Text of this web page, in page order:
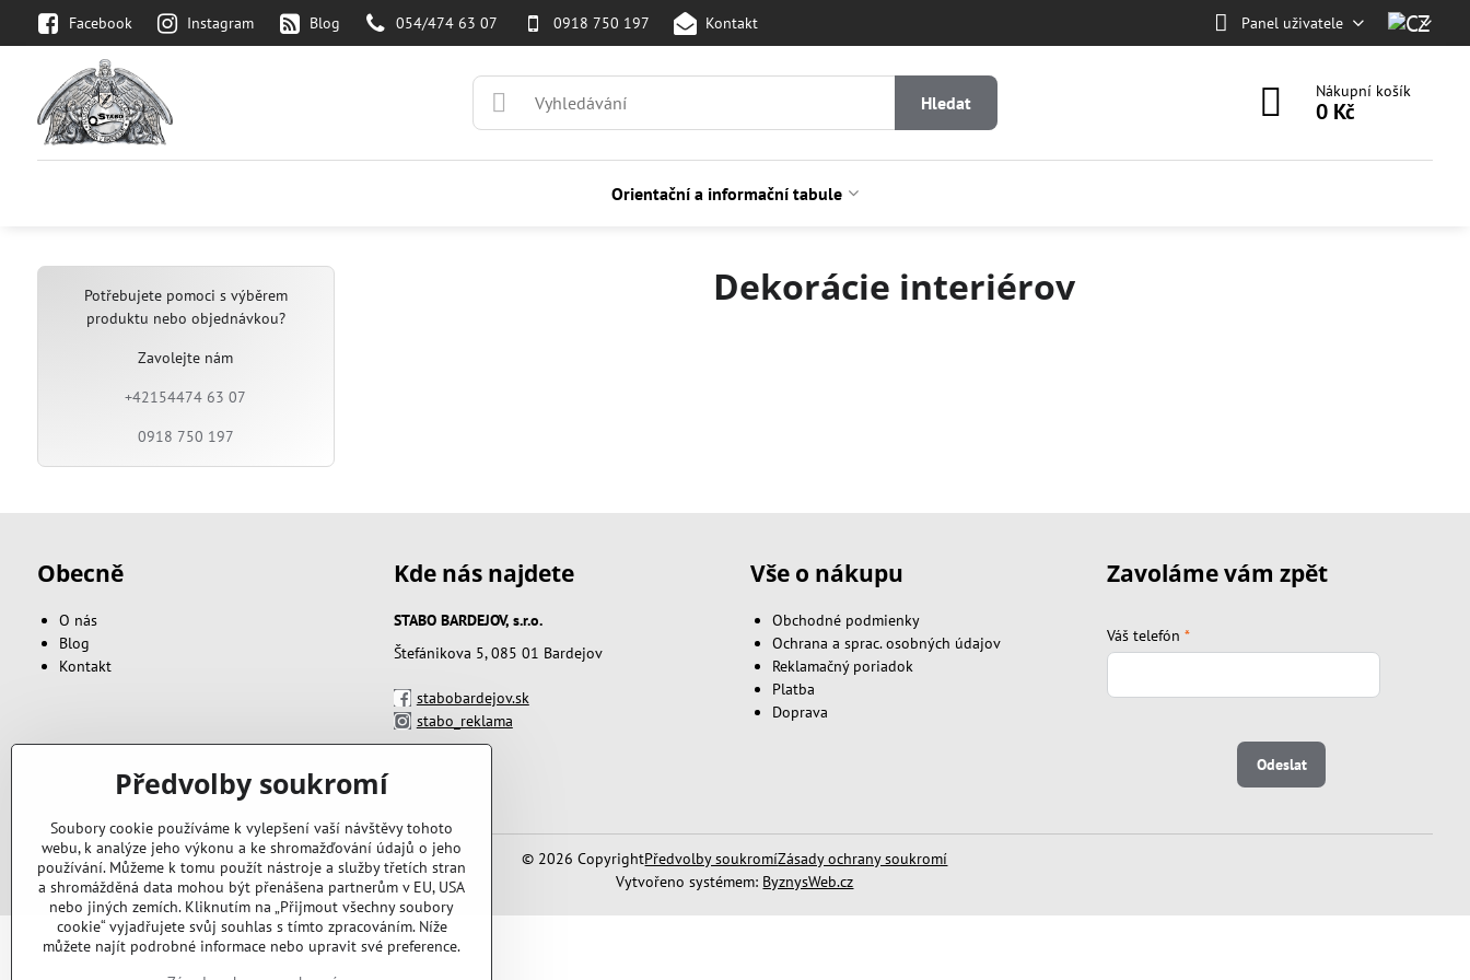
Facebook Instagram Blog 054/474 63 07 0918 750 197 Kontakt Panel uživatele
Hledat
Nákupní košík
0 Kč
Orientační a informační tabule
Dekorácie interiérov
Potřebujete pomoci s výběrem
produktu nebo objednávkou?
Zavolejte nám
+42154474 63 07
0918 750 197
Obecně
O nás
Blog
Kontakt
Kde nás najdete
STABO BARDEJOV, s.r.o.
Štefánikova 5, 085 01 Bardejov
stabobardejov.sk
stabo_reklama
Vše o nákupu
Obchodné podmienky
Ochrana a sprac. osobných údajov
Reklamačný poriadok
Platba
Doprava
Zavoláme vám zpět
Váš telefón*
Odeslat
© 2026 CopyrightPředvolby soukromíZásady ochrany soukromí
Vytvořeno systémem: ByznysWeb.cz
Předvolby soukromí
Soubory cookie používáme k vylepšení vaší návštěvy tohoto
webu, k analýze jeho výkonu a ke shromažďování údajů o jeho
používání. Můžeme k tomu použít nástroje a služby třetích stran
a shromážděná data mohou být přenášena partnerům v EU, USA
nebo jiných zemích. Kliknutím na „Přijmout všechny soubory
cookie“ vyjadřujete svůj souhlas s tímto zpracováním. Níže
můžete najít podrobné informace nebo upravit své preference.